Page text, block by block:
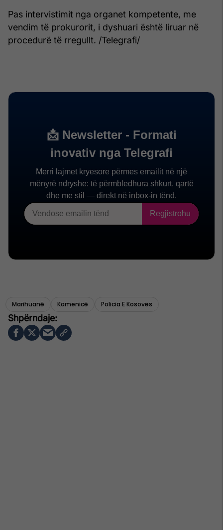
Pas intervistimit nga organet kompetente, me
vendim të prokurorit, i dyshuari është liruar në
procedurë të rregullt. /Telegrafi/
Marihuanë Kamenicë Policia E Kosovës